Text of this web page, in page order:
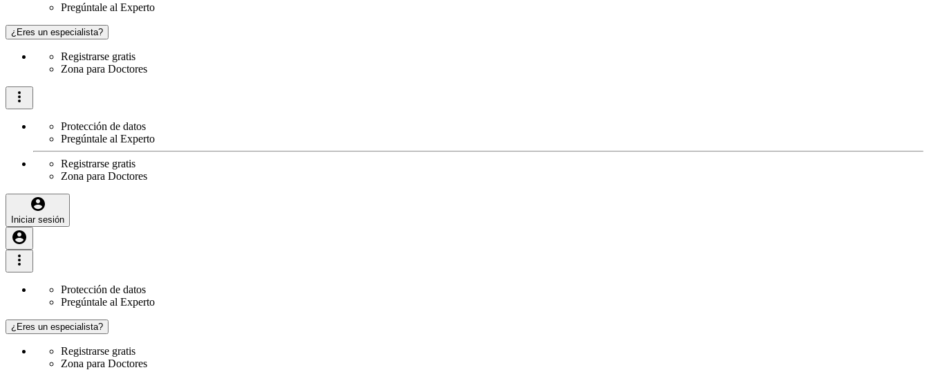
Pregúntale al Experto
¿Eres un especialista?
Registrarse gratis
Zona para Doctores
Protección de datos
Pregúntale al Experto
Registrarse gratis
Zona para Doctores
Iniciar sesión
Protección de datos
Pregúntale al Experto
¿Eres un especialista?
Registrarse gratis
Zona para Doctores